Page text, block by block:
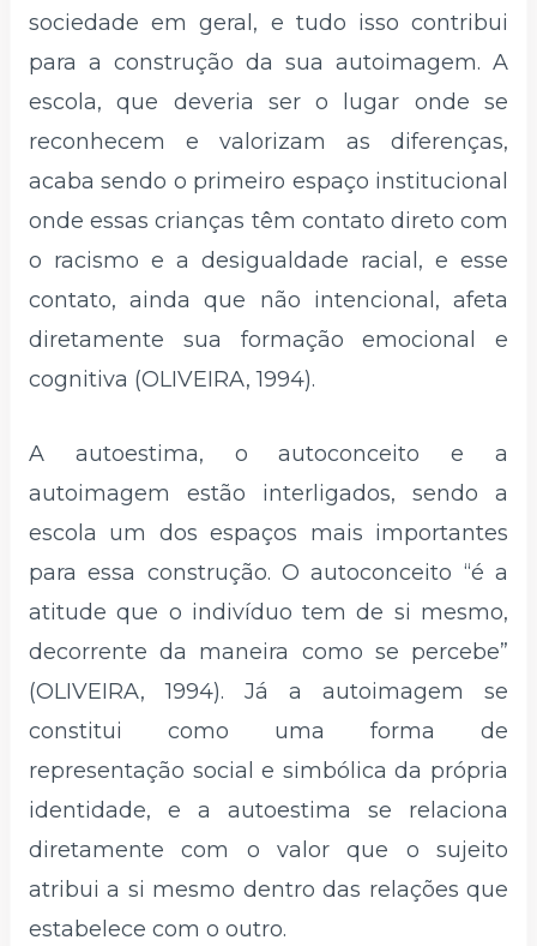
sociedade em geral, e tudo isso contribui
para a construção da sua autoimagem. A
escola, que deveria ser o lugar onde se
reconhecem e valorizam as diferenças,
acaba sendo o primeiro espaço institucional
onde essas crianças têm contato direto com
o racismo e a desigualdade racial, e esse
contato, ainda que não intencional, afeta
diretamente sua formação emocional e
cognitiva (OLIVEIRA, 1994).
A autoestima, o autoconceito e a
autoimagem estão interligados, sendo a
escola um dos espaços mais importantes
para essa construção. O autoconceito “é a
atitude que o indivíduo tem de si mesmo,
decorrente da maneira como se percebe”
(OLIVEIRA, 1994). Já a autoimagem se
constitui como uma forma de
representação social e simbólica da própria
identidade, e a autoestima se relaciona
diretamente com o valor que o sujeito
atribui a si mesmo dentro das relações que
estabelece com o outro.